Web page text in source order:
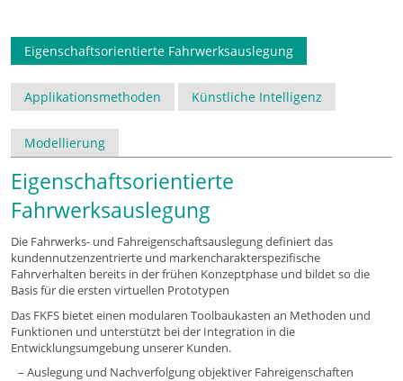
Eigenschaftsorientierte Fahrwerksauslegung
Applikationsmethoden Künstliche Intelligenz
Modellierung
Eigenschaftsorientierte
Fahrwerksauslegung
Die Fahrwerks- und Fahreigenschaftsauslegung definiert das
kundennutzenzentrierte und markencharakterspezifische
Fahrverhalten bereits in der frühen Konzeptphase und bildet so die
Basis für die ersten virtuellen Prototypen
Das FKFS bietet einen modularen Toolbaukasten an Methoden und
Funktionen und unterstützt bei der Integration in die
Entwicklungsumgebung unserer Kunden.
Auslegung und Nachverfolgung objektiver Fahreigenschaften